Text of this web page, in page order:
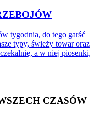
tygodnia, do tego garść
typy, świeży towar oraz
a w niej piosenki,
CZASÓW